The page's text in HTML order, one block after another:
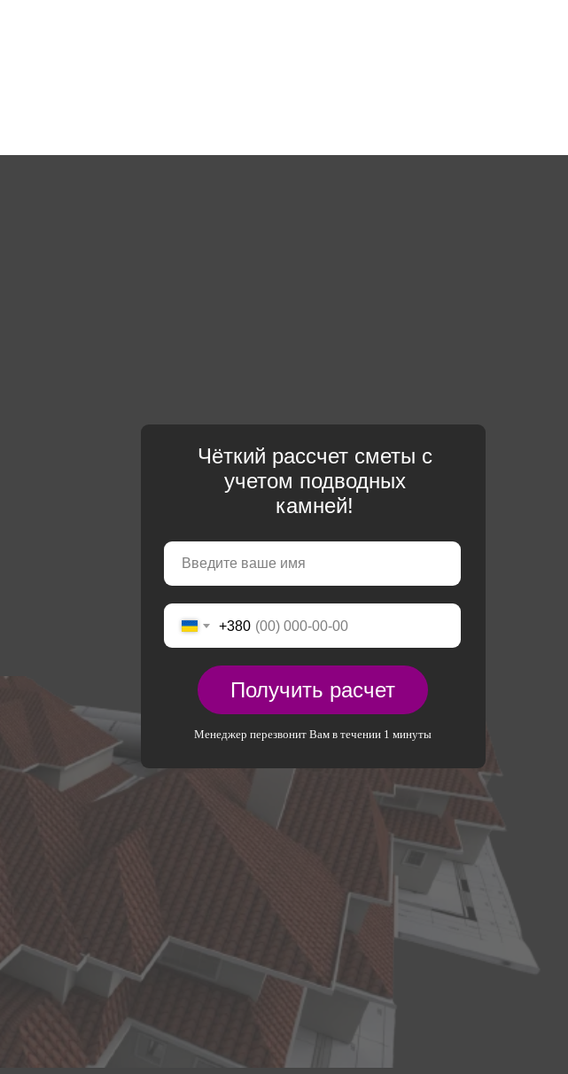
+380
Получить расчет
Менеджер перезвонит Вам в течении 1 минуты
Чёткий рассчет сметы с
учетом подводных
камней!